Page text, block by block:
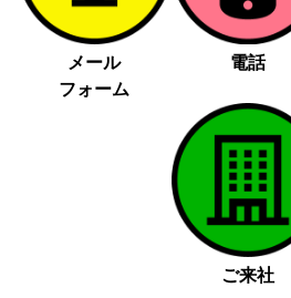
メール
フォーム
電話
ご来社